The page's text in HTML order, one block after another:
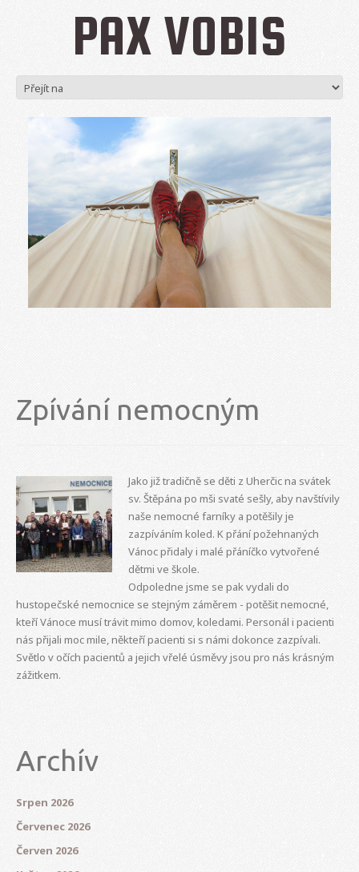
PAX VOBIS
Zpívání nemocným
Jako již tradičně se děti z Uherčic na svátek
sv. Štěpána po mši svaté sešly, aby navštívily
naše nemocné farníky a potěšily je
zazpíváním koled. K přání požehnaných
Vánoc přidaly i malé přáníčko vytvořené
dětmi ve škole.
Odpoledne jsme se pak vydali do
hustopečské nemocnice se stejným záměrem - potěšit nemocné,
kteří Vánoce musí trávit mimo domov, koledami. Personál i pacienti
nás přijali moc mile, někteří pacienti si s námi dokonce zazpívali.
Světlo v očích pacientů a jejich vřelé úsměvy jsou pro nás krásným
zážitkem.
Archív
Srpen 2026
Červenec 2026
Červen 2026